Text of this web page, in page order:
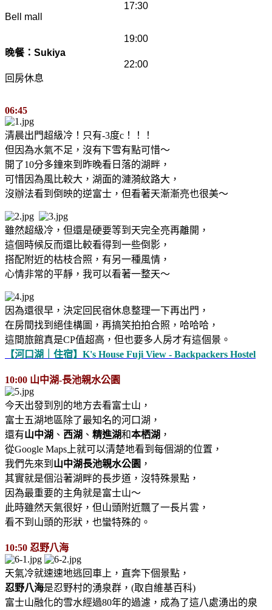
17:30
Bell mall
19:00
晚餐： Sukiya
22:00
回房休息
06:45
清晨出門超級冷！只有-3度c！！！
但因為水氣不足，沒有下雪有點可惜～
開了10分多鐘來到昨晚看日落的湖畔，
可惜因為風比較大，湖面的漣漪紋路大，
沒辦法看到倒映的逆富士，但看著天漸漸亮也很美～
雖然超級冷，但還是硬要等到天完全亮再離開，
這個時候反而還比較看得到一些倒影，
搭配附近的枯枝合照，有另一種風情，
心情非常的平靜，我可以看著一整天～
因為還很早，決定回民宿休息整理一下再出門，
在房間找到絕佳構圖，再搞笑拍拍合照，哈哈哈，
這間旅館真是CP值超高，但也要多人房才有這個景。
【河口湖｜住宿】K's House Fuji View - Backpackers Hostel
10:00 山中湖-長池親水公園
今天出發到別的地方去看富士山，
富士五湖地區除了最知名的河口湖，
還有山中湖 、 西湖 、 精進湖和本栖湖 ，
從Google Maps上就可以清楚地看到每個湖的位置，
我們先來到 山中湖長池親水公園 ，
其實就是個沿著湖畔的長步道，沒特殊景點，
因為最重要的主角就是富士山～
此時雖然天氣很好，但山頭附近飄了一長片雲，
看不到山頭的形狀，也蠻特殊的。
10:50 忍野八海
天氣冷就速速地逃回車上，直奔下個景點，
忍野八海是忍野村的湧泉群，(取自維基百科)
富士山融化的雪水經過80年的過濾，成為了這八處湧出的泉